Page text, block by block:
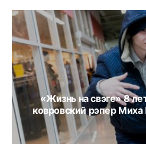
«Жизнь на свэге» 8
ковровский рэпер